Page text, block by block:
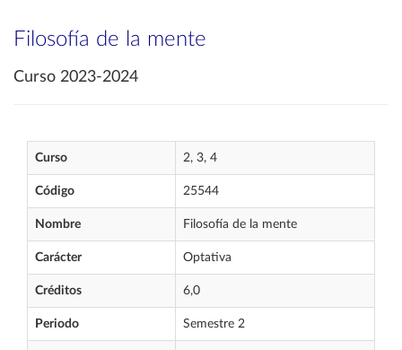
Filosofía de la mente
Curso 2023-2024
Curso 2, 3, 4
Código 25544
Nombre Filosofía de la mente
Carácter Optativa
Créditos 6,0
Periodo Semestre 2